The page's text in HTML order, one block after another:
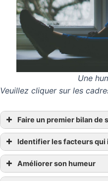
Une
Veuillez cliquer sur les
Faire un premier bilan de
Identifier les facteurs qui
Améliorer son humeur